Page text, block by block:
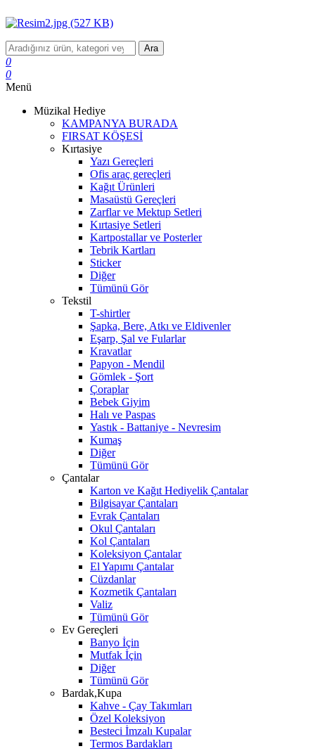
Ara
0
0
Menü
Müzikal Hediye
KAMPANYA BURADA
FIRSAT KÖŞESİ
Kırtasiye
Yazı Gereçleri
Ofis araç gereçleri
Kağıt Ürünleri
Masaüstü Gereçleri
Zarflar ve Mektup Setleri
Kırtasiye Setleri
Kartpostallar ve Posterler
Tebrik Kartları
Sticker
Diğer
Tümünü Gör
Tekstil
T-shirtler
Şapka, Bere, Atkı ve Eldivenler
Eşarp, Şal ve Fularlar
Kravatlar
Papyon - Mendil
Gömlek - Şort
Çoraplar
Bebek Giyim
Halı ve Paspas
Yastık - Battaniye - Nevresim
Kumaş
Diğer
Tümünü Gör
Çantalar
Karton ve Kağıt Hediyelik Çantalar
Bilgisayar Çantaları
Evrak Çantaları
Okul Çantaları
Kol Çantaları
Koleksiyon Çantalar
El Yapımı Çantalar
Cüzdanlar
Kozmetik Çantaları
Valiz
Tümünü Gör
Ev Gereçleri
Banyo İçin
Mutfak İçin
Diğer
Tümünü Gör
Bardak,Kupa
Kahve - Çay Takımları
Özel Koleksiyon
Besteci İmzalı Kupalar
Termos Bardakları